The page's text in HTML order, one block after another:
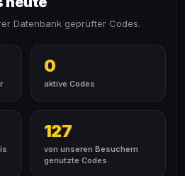
Datenbank geprüfter Codes.
0
aktive Codes
127
von unseren Besuchern
genutzte Codes